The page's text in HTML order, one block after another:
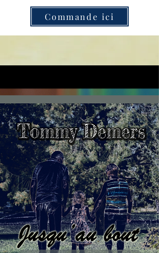
Commande ici